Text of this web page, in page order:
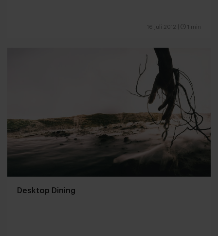
16 juli 2012 1 min
Desktop Dining